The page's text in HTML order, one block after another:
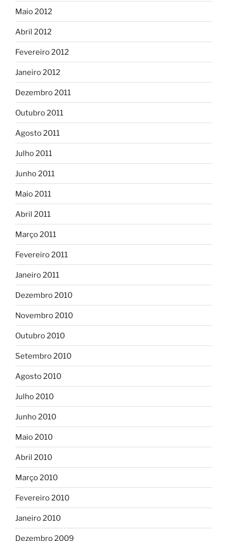
Maio 2012
Abril 2012
Fevereiro 2012
Janeiro 2012
Dezembro 2011
Outubro 2011
Agosto 2011
Julho 2011
Junho 2011
Maio 2011
Abril 2011
Março 2011
Fevereiro 2011
Janeiro 2011
Dezembro 2010
Novembro 2010
Outubro 2010
Setembro 2010
Agosto 2010
Julho 2010
Junho 2010
Maio 2010
Abril 2010
Março 2010
Fevereiro 2010
Janeiro 2010
Dezembro 2009